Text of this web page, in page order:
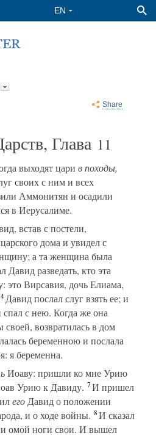
Share
Глава 11
выходят цари в походы,
своих с ним и всех
Аммонитян и осадили
в Иерусалиме.
встав с постели,
дома и увидел с
а та женщина была
Давид разведать, кто эта
это Вирсавия, дочь Елиама,
4Давид послал слуг взять ее; и
с нею. Когда же она
своей, возвратилась в дом
беременною и послала
я беременна.
Иоаву: пришли ко мне Урию
Урию к Давиду. 7И пришел
его Давид о положении
и о ходе войны. 8И сказал
омой ноги свои. И вышел